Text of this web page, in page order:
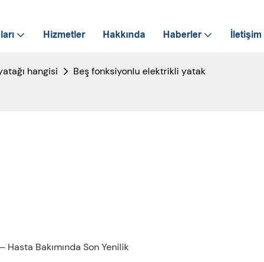
Hizmetler Hakkında Haberler İletişim
hangisi Beş fonksiyonlu elektrikli yatak
Hasta Bakımında Son Yenilik